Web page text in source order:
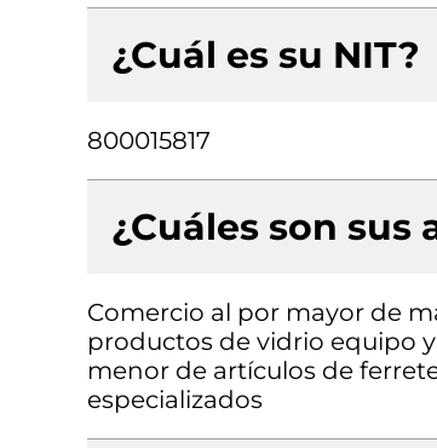
¿Cuál es su NIT?
800015817
¿Cuáles son
Comercio al por mayor de
productos de vidrio equipo
menor de artículos de
especializados